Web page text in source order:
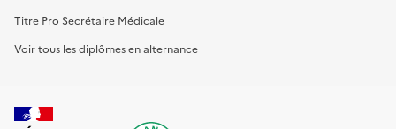
Titre Pro Secrétaire Médicale
Voir tous les diplômes en alternance